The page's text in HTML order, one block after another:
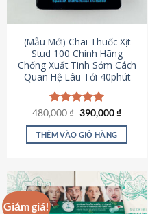
được
chọn
trên
trang
sản
phẩm
(Mẫu Mới) Chai Thuốc Xịt
Stud 100 Chính Hãng
Chống Xuất Tinh Sớm Cách
Quan Hệ Lâu Tới 40phút
Được xếp
hạng5.00
5 sao
480,000₫ Giá
là:
480,000 ₫.
390,000₫Giá
tại
THÊM VÀO GIỎ HÀNG
Giảm giá!